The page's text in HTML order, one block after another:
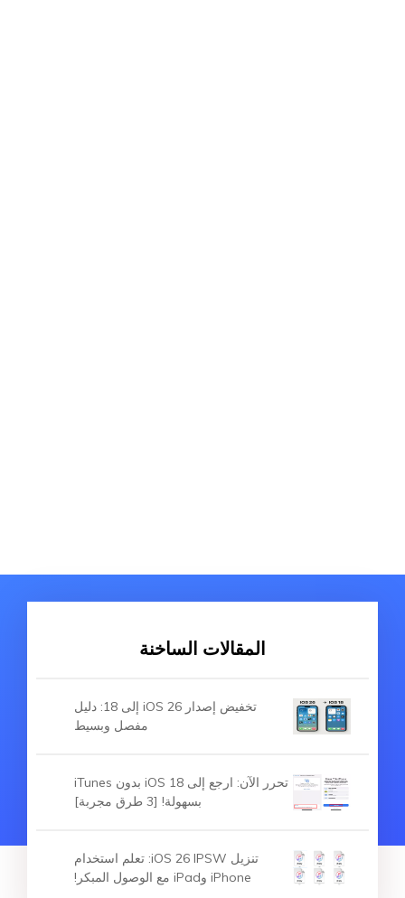
المقالات الساخنة
تخفيض إصدار iOS 26 إلى 18: دليل
مفصل وبسيط
تحرر الآن: ارجع إلى iOS 18 بدون iTunes
بسهولة! [3 طرق مجربة]
تنزيل iOS 26 IPSW: تعلم استخدام
iPhone وiPad مع الوصول المبكر!